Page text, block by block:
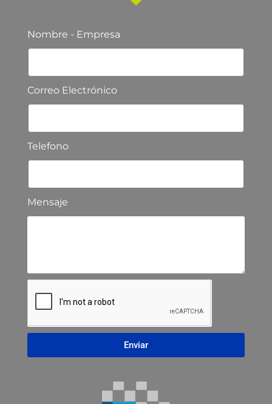
Nombre - Empresa
Correo Electrónico
Telefono
Mensaje
Enviar